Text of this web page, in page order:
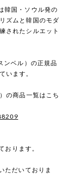
韓国・ソウル発の
ズムと韓国のモダ
されたシルエット
ンベル）の正規品
います。
の商品一覧はこち
ります。
ただいておりま